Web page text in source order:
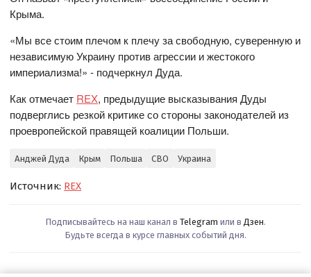
Крыма.
«Мы все стоим плечом к плечу за свободную, суверенную и
независимую Украину против агрессии и жестокого
империализма!» - подчеркнул Дуда.
Как отмечает REX, предыдущие высказывания Дуды
подверглись резкой критике со стороны законодателей из
проевропейской правящей коалиции Польши.
Анджей Дуда Крым Польша СВО Украина
Источник: REX
Подписывайтесь на наш канал в Telegram или в Дзен.
Будьте всегда в курсе главных событий дня.